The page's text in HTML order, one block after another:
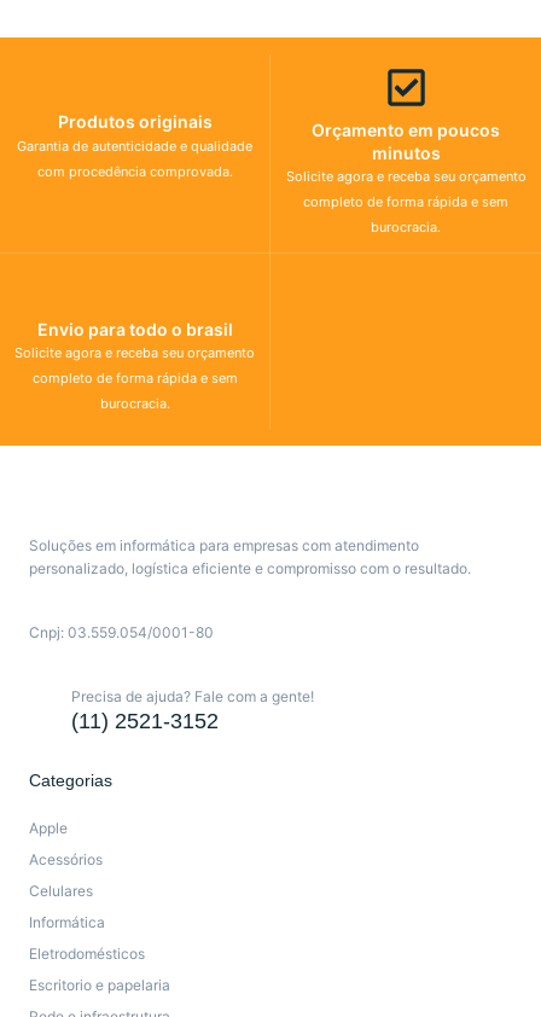
Produtos originais
Garantia de autenticidade e qualidade
com procedência comprovada.
Orçamento em poucos
minutos
Solicite agora e receba seu orçamento
completo de forma rápida e sem
burocracia.
Envio para todo o brasil
Solicite agora e receba seu orçamento
completo de forma rápida e sem
burocracia.
Soluções em informática para empresas com atendimento
personalizado, logística eficiente e compromisso com o resultado.
Cnpj: 03.559.054/0001-80
Precisa de ajuda? Fale com a gente!
(11) 2521-3152
Categorias
Apple
Acessórios
Celulares
Informática
Eletrodomésticos
Escritorio e papelaria